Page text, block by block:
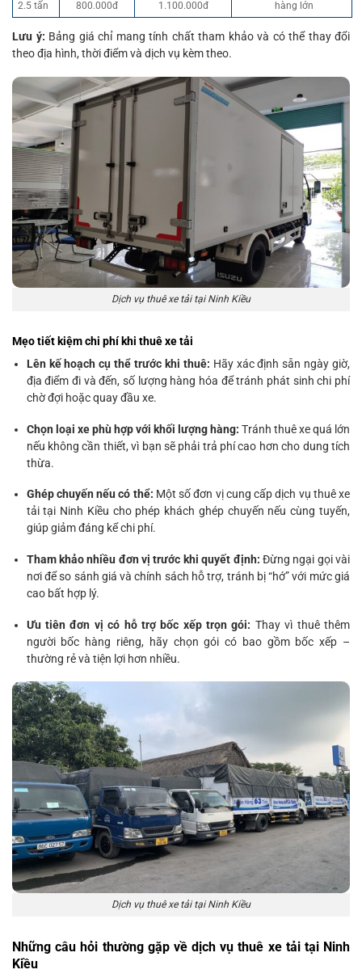
2.5 tấn 800.000đ 1.100.000đ hàng lớn
Lưu ý: Bảng giá chỉ mang tính chất tham khảo và có thể thay đổi
theo địa hình, thời điểm và dịch vụ kèm theo.
Dịch vụ thuê xe tải tại Ninh Kiều
Mẹo tiết kiệm chi phí khi thuê xe tải
Lên kế hoạch cụ thể trước khi thuê: Hãy xác định sẵn ngày giờ,
địa điểm đi và đến, số lượng hàng hóa để tránh phát sinh chi phí
chờ đợi hoặc quay đầu xe.
Chọn loại xe phù hợp với khối lượng hàng: Tránh thuê xe quá lớn
nếu không cần thiết, vì bạn sẽ phải trả phí cao hơn cho dung tích
thừa.
Ghép chuyến nếu có thể: Một số đơn vị cung cấp dịch vụ thuê xe
tải tại Ninh Kiều cho phép khách ghép chuyến nếu cùng tuyến,
giúp giảm đáng kể chi phí.
Tham khảo nhiều đơn vị trước khi quyết định: Đừng ngại gọi vài
nơi để so sánh giá và chính sách hỗ trợ, tránh bị “hớ” với mức giá
cao bất hợp lý.
Ưu tiên đơn vị có hỗ trợ bốc xếp trọn gói: Thay vì thuê thêm
người bốc hàng riêng, hãy chọn gói có bao gồm bốc xếp –
thường rẻ và tiện lợi hơn nhiều.
Dịch vụ thuê xe tải tại Ninh Kiều
Những câu hỏi thường gặp về dịch vụ thuê xe tải tại Ninh
Kiều